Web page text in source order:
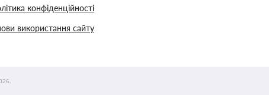
конфіденційності
використання сайту